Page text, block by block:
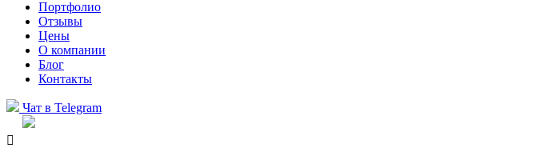
Портфолио
Отзывы
Цены
О компании
Блог
Контакты
Чат в Telegram
